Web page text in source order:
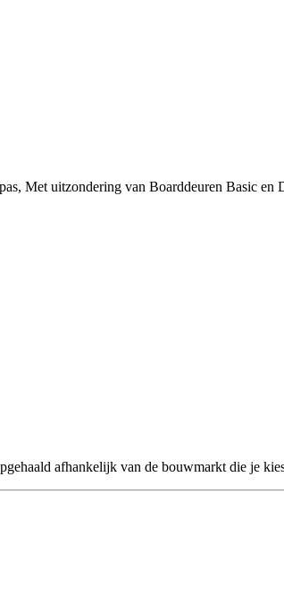
Met uitzondering van Boarddeuren Basic en
afhankelijk van de bouwmarkt die je